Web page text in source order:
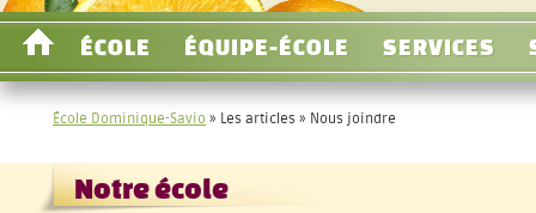
ÉCOLE ÉQUIPE-ÉCOLE SERVICES
École Dominique-Savio » Les articles » Nous joindre
Notre école